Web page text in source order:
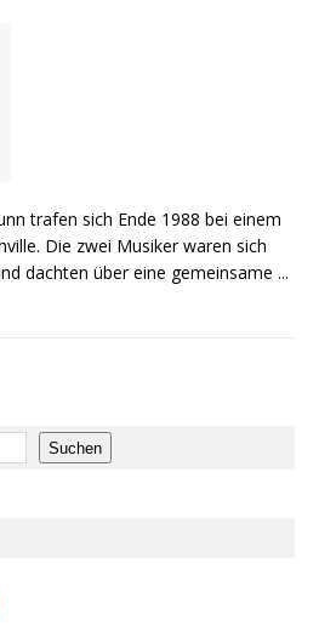
trafen sich Ende 1988 bei einem
Die zwei Musiker waren sich
dachten über eine gemeinsame ...
Suchen